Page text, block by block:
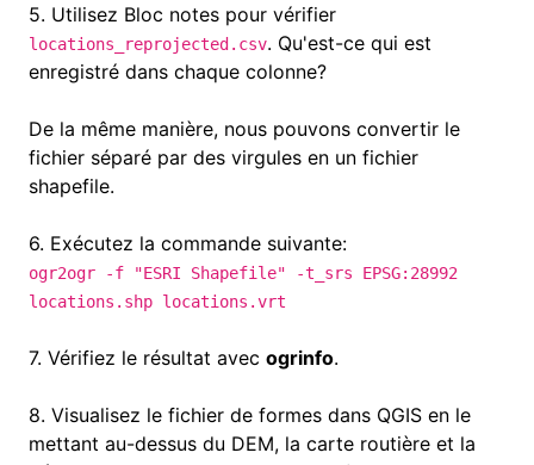
5. Utilisez Bloc notes pour vérifier
locations_reprojected.csv. Qu'est-ce qui est
enregistré dans chaque colonne?
De la même manière, nous pouvons convertir le
fichier séparé par des virgules en un fichier
shapefile.
6. Exécutez la commande suivante:
ogr2ogr -f "ESRI Shapefile"
-t_srs EPSG:28992
locations.shp locations.vrt
7. Vérifiez le résultat avec ogrinfo.
8. Visualisez le fichier de formes dans QGIS en le
mettant au-dessus du DEM, la carte routière et la